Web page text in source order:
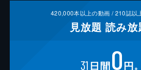
420,000本以上の動画 /210誌以
見放題 読み放
31 日間0円 ※